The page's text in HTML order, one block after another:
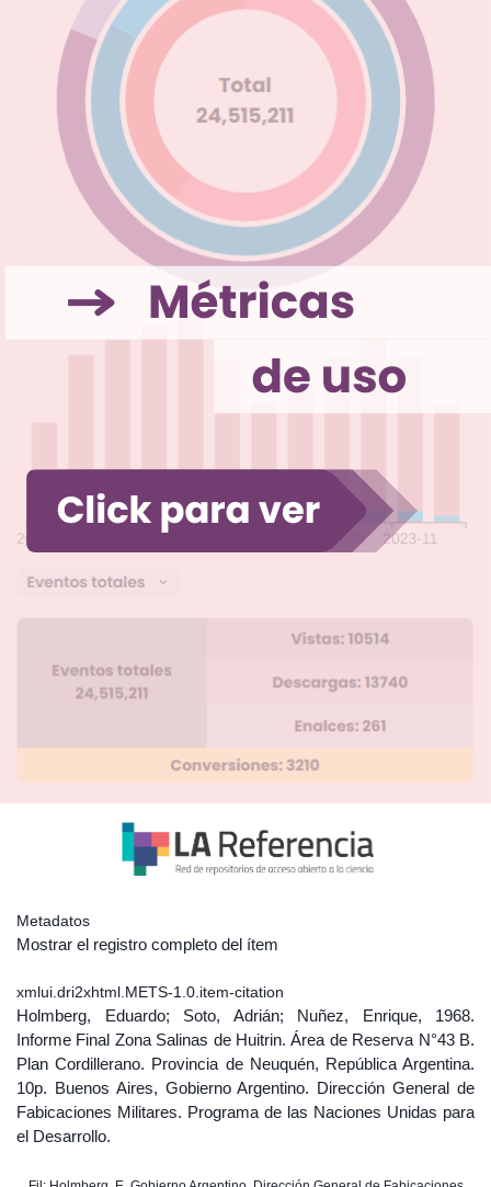
Metadatos
Mostrar el registro completo del ítem
xmlui.dri2xhtml.METS-1.0.item-citation
Holmberg, Eduardo; Soto, Adrián; Nuñez, Enrique, 1968.
Informe Final Zona Salinas de Huitrin. Área de Reserva N°43 B.
Plan Cordillerano. Provincia de Neuquén, República Argentina.
10p. Buenos Aires, Gobierno Argentino. Dirección General de
Fabicaciones Militares. Programa de las Naciones Unidas para
el Desarrollo.